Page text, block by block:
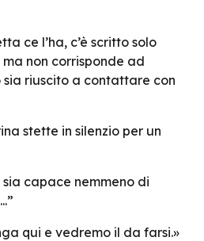
ce l’ha, c’è scritto solo
ma non corrisponde ad
riuscito a contattare con
stette in silenzio per un
sia capace nemmeno di
qui e vedremo il da farsi.»